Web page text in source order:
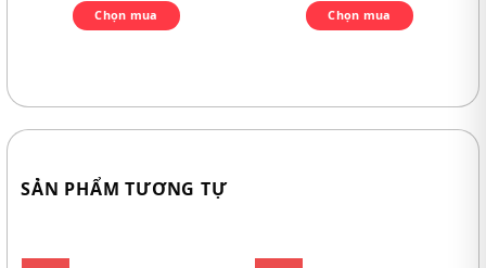
Chọn mua Chọn mua
SẢN PHẨM TƯƠNG TỰ